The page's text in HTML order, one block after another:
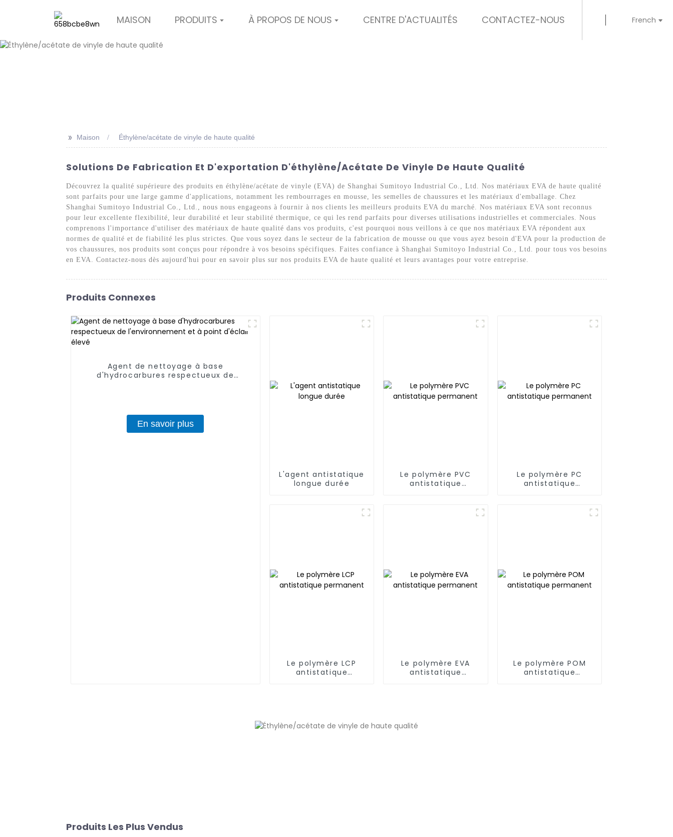
MAISON PRODUITS À PROPOS DE NOUS CENTRE D'ACTUALITÉS CONTACTEZ-NOUS French
>> Maison Éthylène/acétate de vinyle de haute qualité
Solutions De Fabrication Et D'exportation D'éthylène/acétate De Vinyle De Haute Qualité
Découvrez la qualité supérieure des produits en éthylène/acétate de vinyle (EVA) de Shanghai Sumitoyo Industrial Co., Ltd. Nos matériaux EVA de haute qualité
sont parfaits pour une large gamme d'applications, notamment les rembourrages en mousse, les semelles de chaussures et les matériaux d'emballage. Chez
Shanghai Sumitoyo Industrial Co., Ltd., nous nous engageons à fournir à nos clients les meilleurs produits EVA du marché. Nos matériaux EVA sont reconnus
pour leur excellente flexibilité, leur durabilité et leur stabilité thermique, ce qui les rend parfaits pour diverses utilisations industrielles et commerciales. Nous
comprenons l'importance d'utiliser des matériaux de haute qualité dans vos produits, c'est pourquoi nous veillons à ce que nos matériaux EVA répondent aux
normes de qualité et de fiabilité les plus strictes. Que vous soyez dans le secteur de la fabrication de mousse ou que vous ayez besoin d'EVA pour la production de
vos chaussures, nos produits sont conçus pour répondre à vos besoins spécifiques. Faites confiance à Shanghai Sumitoyo Industrial Co., Ltd. pour tous vos besoins
en EVA. Contactez-nous dès aujourd'hui pour en savoir plus sur nos produits EVA de haute qualité et leurs avantages pour votre entreprise.
Produits Connexes
Agent de nettoyage à base
d'hydrocarbures respectueux de
En savoir plus
L'agent antistatique
longue durée
Le polymère PVC
antistatique
Le polymère PC
antistatique
Le polymère LCP
antistatique
Le polymère EVA
antistatique
Le polymère POM
antistatique
Produits Les Plus Vendus